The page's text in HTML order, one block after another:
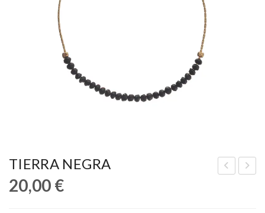
TIERRA NEGRA
20,00 €